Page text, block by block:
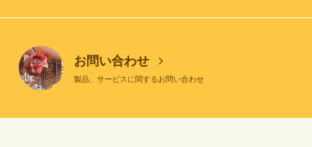
お問い合わせ
製品、サービスに関するお問い合わせ